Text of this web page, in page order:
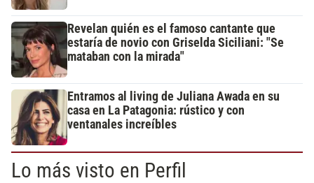
Revelan quién es el famoso cantante que
estaría de novio con Griselda Siciliani: "Se
mataban con la mirada"
Entramos al living de Juliana Awada en su
casa en La Patagonia: rústico y con
ventanales increíbles
Lo más visto en Perfil